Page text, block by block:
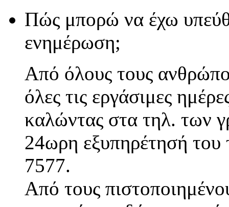
Πώς μπορώ να έχω
ενημέρωση;
Από όλους τους
όλες τις εργάσιμες
καλώντας στα τηλ. των
24ωρη εξυπηρέτησή του
7577.
Από τους